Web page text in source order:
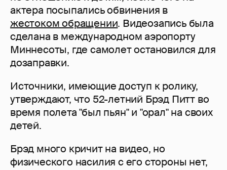
актера посыпались обвинения в
жестоком обращении. Видеозапись была
сделана в международном аэропорту
Миннесоты, где самолет остановился для
дозаправки.
Источники, имеющие доступ к ролику,
утверждают, что 52-летний Брэд Питт во
время полета "был пьян" и "орал" на своих
детей.
Брэд много кричит на видео, но
физического насилия с его стороны нет,